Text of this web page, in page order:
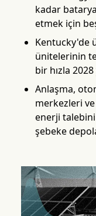
kadar
etmek için
Kentucky'de
ünitelerinin
bir hızla
Anlaşma,
merkezleri
enerji talebini
şebeke